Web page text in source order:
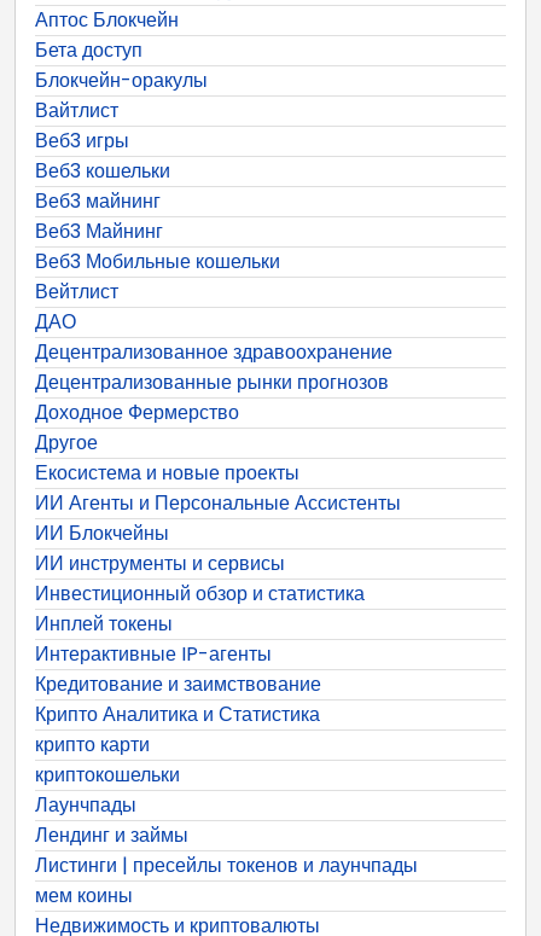
Аптос Блокчейн
Бета доступ
Блокчейн-оракулы
Вайтлист
Веб3 игры
Веб3 кошельки
Веб3 майнинг
Веб3 Майнинг
Веб3 Мобильные кошельки
Вейтлист
ДАО
Децентрализованное здравоохранение
Децентрализованные рынки прогнозов
Доходное Фермерство
Другое
Екосистема и новые проекты
ИИ Агенты и Персональные Ассистенты
ИИ Блокчейны
ИИ инструменты и сервисы
Инвестиционный обзор и статистика
Инплей токены
Интерактивные IP-агенты
Кредитование и заимствование
Крипто Аналитика и Статистика
крипто карти
криптокошельки
Лаунчпады
Лендинг и займы
Листинги | пресейлы токенов и лаунчпады
мем коины
Недвижимость и криптовалюты